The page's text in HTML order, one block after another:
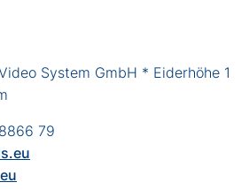
System GmbH * Eiderhöhe 1
79